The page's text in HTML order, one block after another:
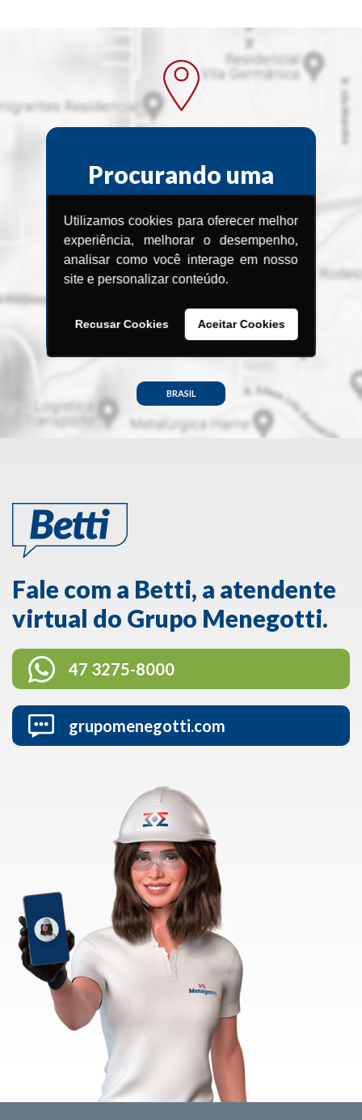
Utilizamos cookies para oferecer melhor
experiência, melhorar o desempenho,
analisar como você interage em nosso
site e personalizar conteúdo.
Recusar Cookies Aceitar Cookies
Procurando uma
Assistência
Técnica?
Encontre a Assistência Técnica
mais próxima de você.
BRASIL
Fale com a Betti, a atendente
virtual do Grupo Menegotti.
47 3275-8000
grupomenegotti.com